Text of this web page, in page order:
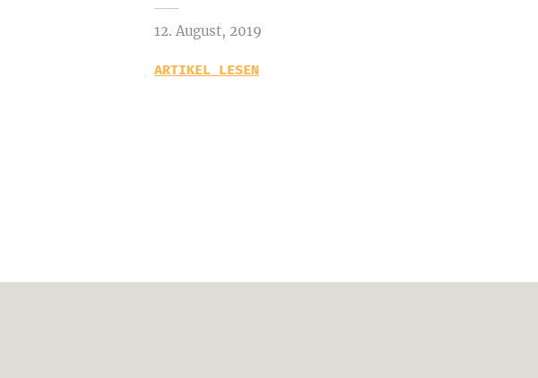
12. August, 2019
ARTIKEL LESEN